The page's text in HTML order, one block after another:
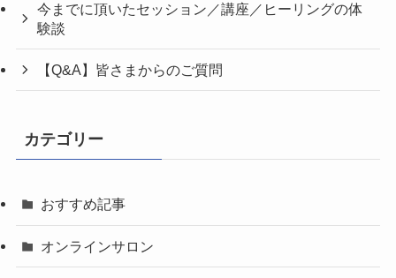
今までに頂いたセッション／講座／ヒーリングの体
験談
【Q&A】皆さまからのご質問
カテゴリー
おすすめ記事
オンラインサロン